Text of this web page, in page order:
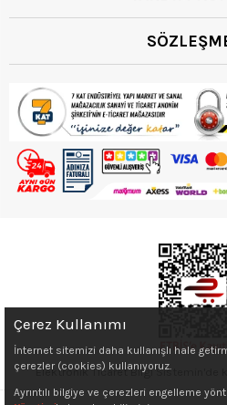
Elektronik Ticaret Bilgi Sistemin'de
Çerez Kullanımı
İnternet sitemizi daha kullanışlı hale
çerezler (cookies) kullanıyoruz.
Ayrıntılı bilgiye ve çerezleri engelleme